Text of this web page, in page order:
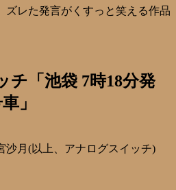
ズレた発言がくすっと笑える作品
「池袋 7時18分発
」
沙月(以上、アナログスイッチ)